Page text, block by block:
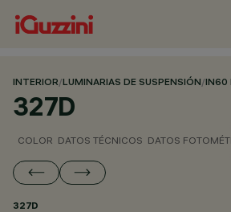
INTERIOR/LUMINARIAS DE SUSPENSIÓN/IN60
327D
COLOR DATOS TÉCNICOS DATOS
327D